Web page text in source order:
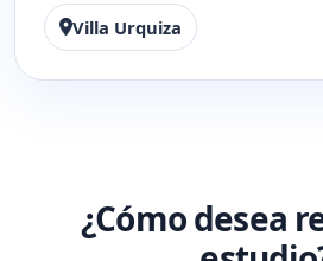
Villa Urquiza
¿Cómo desea